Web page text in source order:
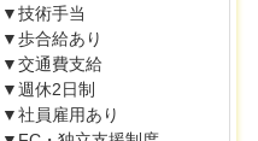
▼技術手当
▼歩合給あり
▼交通費支給
▼週休2日制
▼社員雇用あり